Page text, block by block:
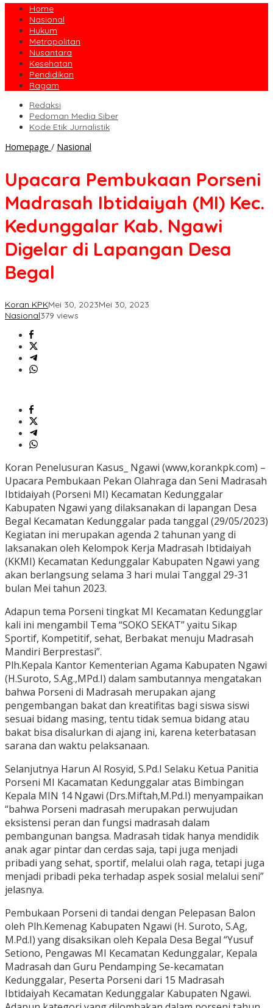
Home
Nasional
Hukum
Metropolitan
Nusantara
Kesehatan
Pendidikan
Ragam
Redaksi
Pedoman Media Siber
Kode Etik Jurnalistik
Homepage / Nasional
Madrasah
(MI)
Kedunggalar
Ngawi
Digelar
Begal
Upacara Pembukaan Porseni
Madrasah Ibtidaiyah (MI) Kec.
Kedunggalar Kab. Ngawi
Digelar di Lapangan Desa
Begal
Koran KPKMei 30, 2023Mei 30, 2023
Nasional379 views
Koran Penelusuran Kasus_ Ngawi (www,korankpk.com) –
Upacara Pembukaan Pekan Olahraga dan Seni Madrasah
Ibtidaiyah (Porseni MI) Kecamatan Kedunggalar
Kabupaten Ngawi yang dilaksanakan di lapangan Desa
Begal Kecamatan Kedunggalar pada tanggal (29/05/2023)
Kegiatan ini merupakan agenda 2 tahunan yang di
laksanakan oleh Kelompok Kerja Madrasah Ibtidaiyah
(KKMI) Kecamatan Kedunggalar Kabupaten Ngawi yang
akan berlangsung selama 3 hari mulai Tanggal 29-31
bulan Mei tahun 2023.
Adapun tema Porseni tingkat MI Kecamatan Kedungglar
kali ini mengambil Tema “SOKO SEKAT” yaitu Sikap
Sportif, Kompetitif, sehat, Berbakat menuju Madrasah
Mandiri Berprestasi”.
Plh.Kepala Kantor Kementerian Agama Kabupaten Ngawi
(H.Suroto, S.Ag.,MPd.I) dalam sambutannya mengatakan
bahwa Porseni di Madrasah merupakan ajang
pengembangan bakat dan kreatifitas bagi siswa siswi
sesuai bidang masing, tentu tidak semua bidang atau
bakat bisa disalurkan di ajang ini, karena keterbatasan
sarana dan waktu pelaksanaan.
Selanjutnya Harun Al Rosyid, S.Pd.I Selaku Ketua Panitia
Porseni MI Kacamatan Kedunggalar atas Bimbingan
Kepala MIN 14 Ngawi (Drs.Miftah,M.Pd.I) menyampaikan
“bahwa Porseni madrasah merupakan perwujudan
eksistensi peran dan fungsi madrasah dalam
pembangunan bangsa. Madrasah tidak hanya mendidik
anak agar pintar dan cerdas saja, tapi juga menjadi
pribadi yang sehat, sportif, melalui olah raga, tetapi juga
menjadi pribadi peka terhadap aspek sosial melalui seni”
jelasnya.
Pembukaan Porseni di tandai dengan Pelepasan Balon
oleh Plh.Kemenag Kabupaten Ngawi (H. Suroto, S.Ag,
M.Pd.I) yang disaksikan oleh Kepala Desa Begal “Yusuf
Setiono, Pengawas MI Kecamatan Kedunggalar, Kepala
Madrasah dan Guru Pendamping Se-kecamatan
Kedunggalar, Peserta Porseni dari 15 Madrasah
Ibtidaiyah Kecamatan Kedunggalar Kabupaten Ngawi.